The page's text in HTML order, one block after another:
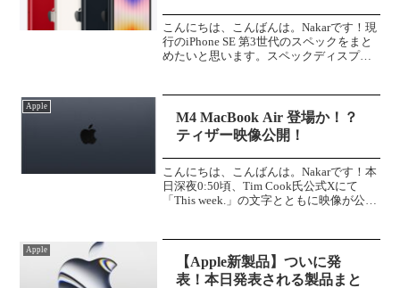
こんにちは、こんばんは。Nakarです！現
行のiPhone SE 第3世代のスペックをまと
めたいと思います。スペックディスプレ
ラ：シングル...
Apple
M4 MacBook Air 登場か！？
ティザー映像公開！
こんにちは、こんばんは。Nakarです！本
日深夜0:50頃、Tim Cook氏公式Xにて
「This week.」の文字とともに映像が公開
在期待されている「M4 M...
Apple
【Apple新製品】ついに発
表！本日発表される製品まと